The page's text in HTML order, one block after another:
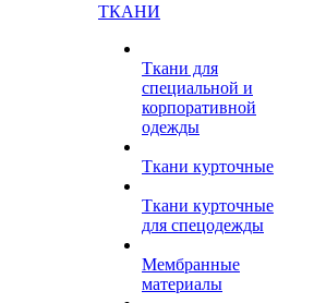
ТКАНИ
Ткани для
специальной и
корпоративной
одежды
Ткани курточные
Ткани курточные
для спецодежды
Мембранные
материалы